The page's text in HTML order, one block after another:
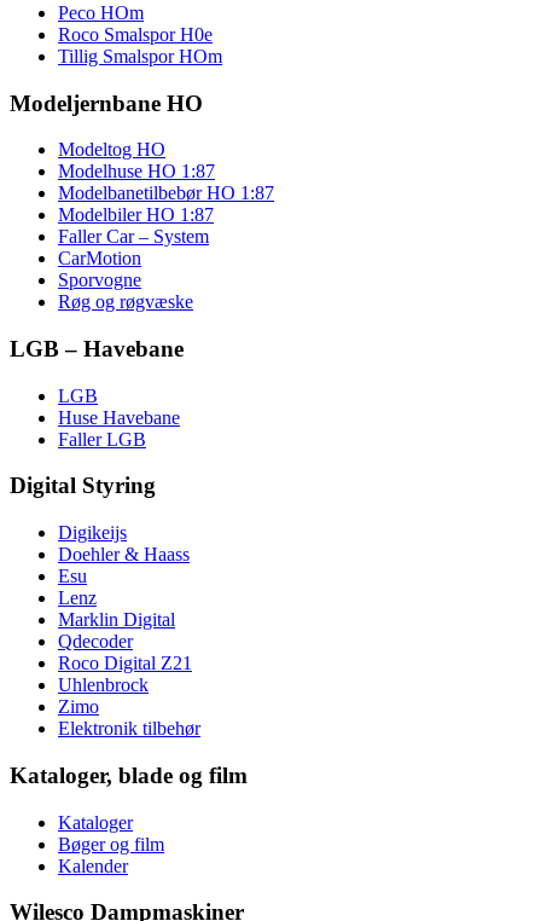
Peco HOm
Roco Smalspor H0e
Tillig Smalspor HOm
Modeljernbane HO
Modeltog HO
Modelhuse HO 1:87
Modelbanetilbebør HO 1:87
Modelbiler HO 1:87
Faller Car – System
CarMotion
Sporvogne
Røg og røgvæske
LGB – Havebane
LGB
Huse Havebane
Faller LGB
Digital Styring
Digikeijs
Doehler & Haass
Esu
Lenz
Marklin Digital
Qdecoder
Roco Digital Z21
Uhlenbrock
Zimo
Elektronik tilbehør
Kataloger, blade og film
Kataloger
Bøger og film
Kalender
Wilesco Dampmaskiner